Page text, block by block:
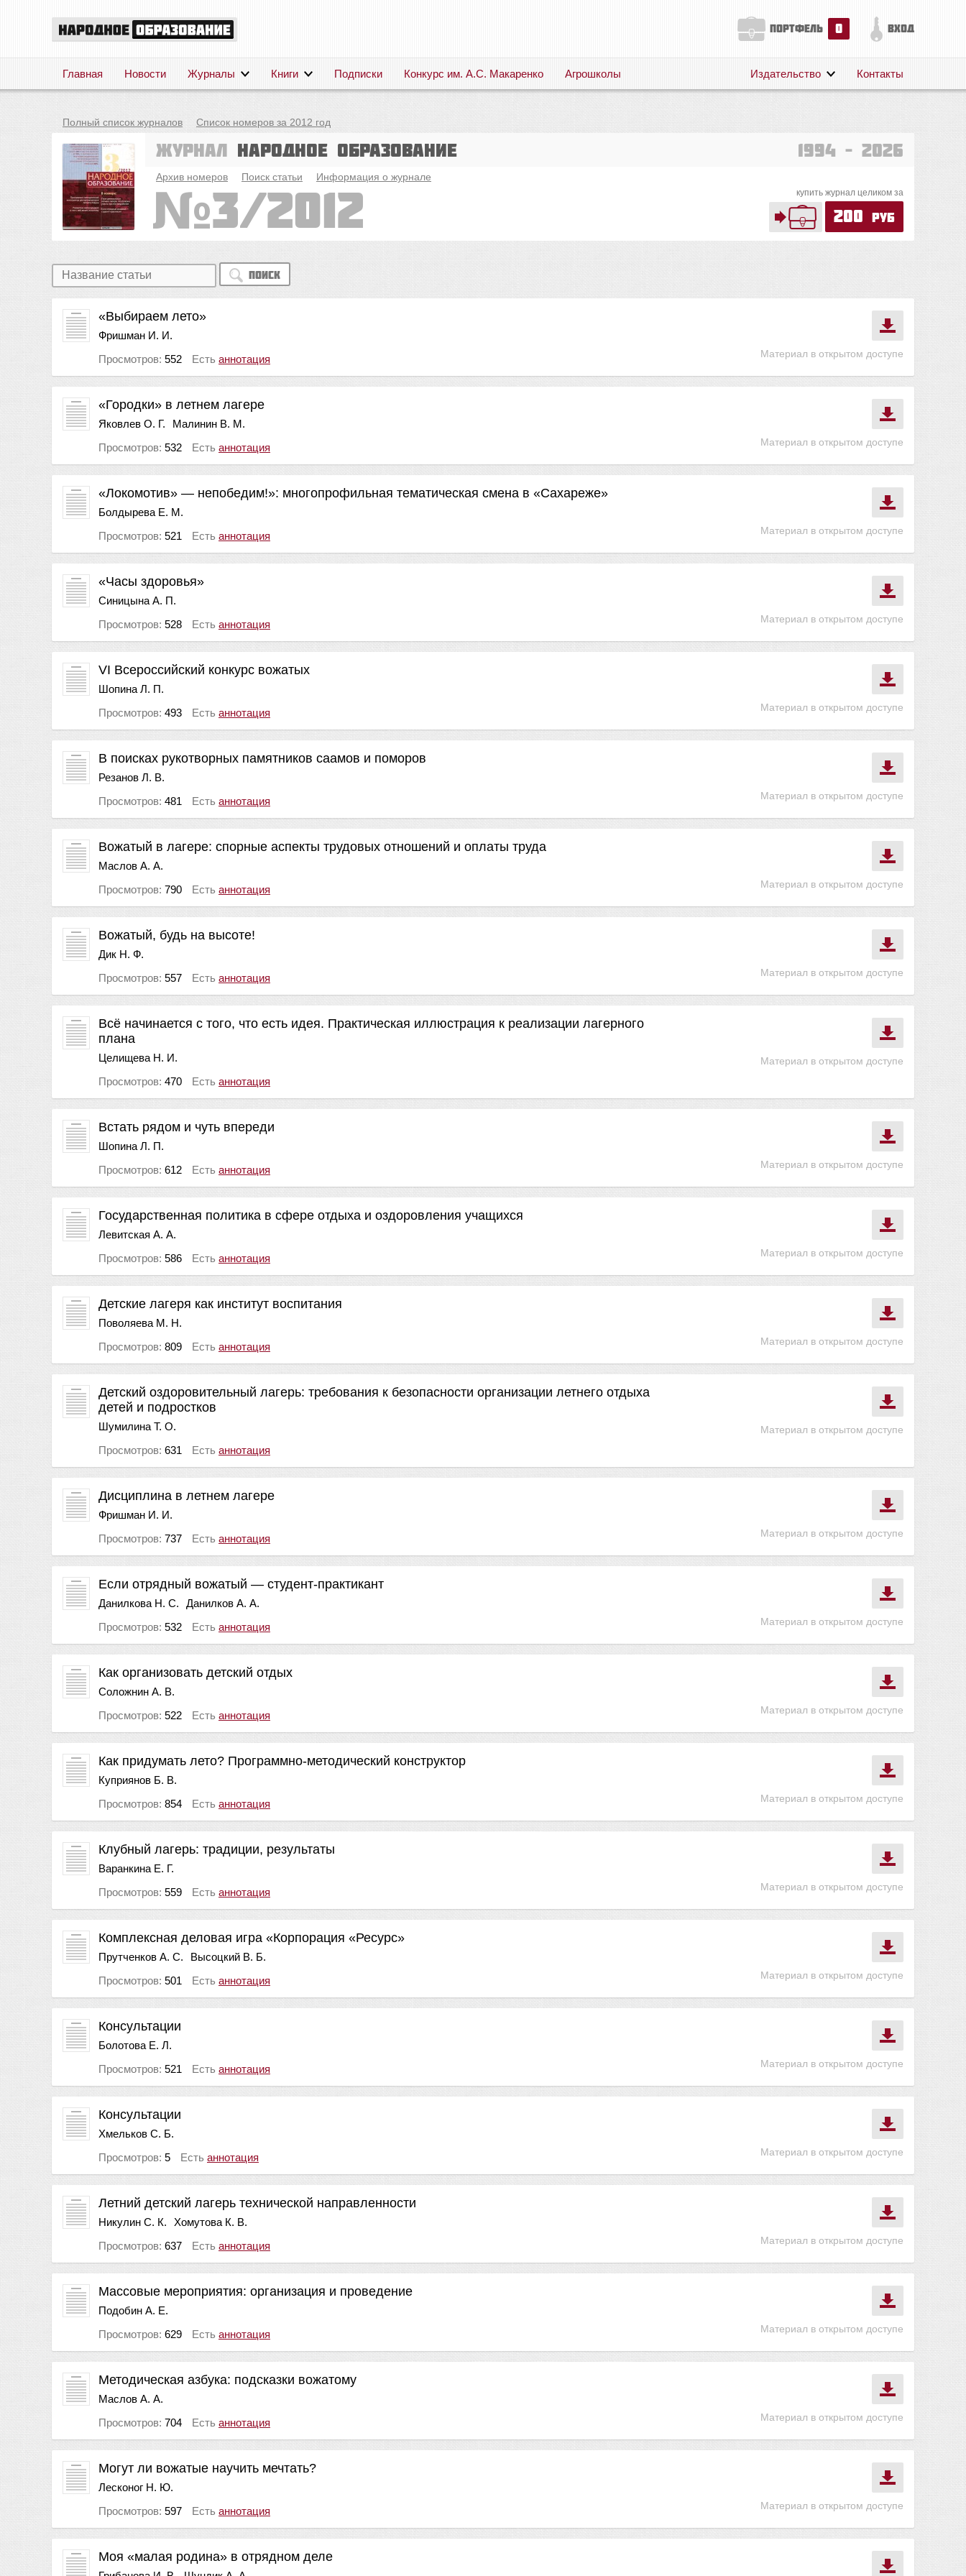
портфель 0 вход
Главная Новости Журналы Книги Подписки Конкурс им. А.С. Макаренко Агрошколы
Поддержка
Издательство Контакты
Полный список журналов Список номеров за 2012 год
Журнал Народное образование 1994 – 2026
Архив номеров Поиск статьи Информация о журнале
купить журнал целиком за
200 руб
3/2012
Поиск
Материал в открытом доступе
«Выбираем лето»
Фришман И. И.
Просмотров: 552 Есть аннотация
Материал в открытом доступе
«Городки» в летнем лагере
Яковлев О. Г.
Малинин В. М.
Просмотров: 532 Есть аннотация
Материал в открытом доступе
«Локомотив» — непобедим!»: многопрофильная тематическая смена в «Сахареже»
Болдырева Е. М.
Просмотров: 521 Есть аннотация
Материал в открытом доступе
«Часы здоровья»
Синицына А. П.
Просмотров: 528 Есть аннотация
Материал в открытом доступе
VI Всероссийский конкурс вожатых
Шопина Л. П.
Просмотров: 493 Есть аннотация
Материал в открытом доступе
В поисках рукотворных памятников саамов и поморов
Резанов Л. В.
Просмотров: 481 Есть аннотация
Материал в открытом доступе
Вожатый в лагере: спорные аспекты трудовых отношений и оплаты труда
Маслов А. А.
Просмотров: 790 Есть аннотация
Материал в открытом доступе
Вожатый, будь на высоте!
Дик Н. Ф.
Просмотров: 557 Есть аннотация
Материал в открытом доступе
Всё начинается с того, что есть идея. Практическая иллюстрация к реализации лагерного
плана
Целищева Н. И.
Просмотров: 470 Есть аннотация
Материал в открытом доступе
Встать рядом и чуть впереди
Шопина Л. П.
Просмотров: 612 Есть аннотация
Материал в открытом доступе
Государственная политика в сфере отдыха и оздоровления учащихся
Левитская А. А.
Просмотров: 586 Есть аннотация
Материал в открытом доступе
Детские лагеря как институт воспитания
Поволяева М. Н.
Просмотров: 809 Есть аннотация
Материал в открытом доступе
Детский оздоровительный лагерь: требования к безопасности организации летнего отдыха
детей и подростков
Шумилина Т. О.
Просмотров: 631 Есть аннотация
Материал в открытом доступе
Дисциплина в летнем лагере
Фришман И. И.
Просмотров: 737 Есть аннотация
Материал в открытом доступе
Если отрядный вожатый — студент-практикант
Данилкова Н. С.
Данилков А. А.
Просмотров: 532 Есть аннотация
Материал в открытом доступе
Как организовать детский отдых
Соложнин А. В.
Просмотров: 522 Есть аннотация
Материал в открытом доступе
Как придумать лето? Программно-методический конструктор
Куприянов Б. В.
Просмотров: 854 Есть аннотация
Материал в открытом доступе
Клубный лагерь: традиции, результаты
Варанкина Е. Г.
Просмотров: 559 Есть аннотация
Материал в открытом доступе
Комплексная деловая игра «Корпорация «Ресурс»
Прутченков А. С.
Высоцкий В. Б.
Просмотров: 501 Есть аннотация
Материал в открытом доступе
Консультации
Болотова Е. Л.
Просмотров: 521 Есть аннотация
Материал в открытом доступе
Консультации
Хмельков С. Б.
Просмотров: 5 Есть аннотация
Материал в открытом доступе
Летний детский лагерь технической направленности
Никулин С. К.
Хомутова К. В.
Просмотров: 637 Есть аннотация
Материал в открытом доступе
Массовые мероприятия: организация и проведение
Подобин А. Е.
Просмотров: 629 Есть аннотация
Материал в открытом доступе
Методическая азбука: подсказки вожатому
Маслов А. А.
Просмотров: 704 Есть аннотация
Материал в открытом доступе
Могут ли вожатые научить мечтать?
Лесконог Н. Ю.
Просмотров: 597 Есть аннотация
Моя «малая родина» в отрядном деле